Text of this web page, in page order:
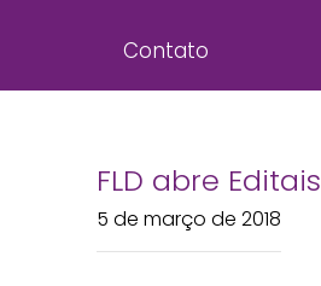
Contato
FLD abre
5 de março de 2018